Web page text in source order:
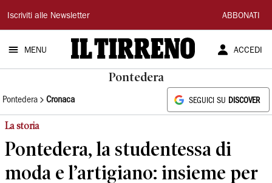
Il
Tirreno
Iscriviti alle Newsletter ABBONATI
MENU ACCEDI
Pontedera
Pontedera Cronaca SEGUICI SU DISCOVER
La storia
Pontedera, la studentessa di
moda e l’artigiano: insieme per